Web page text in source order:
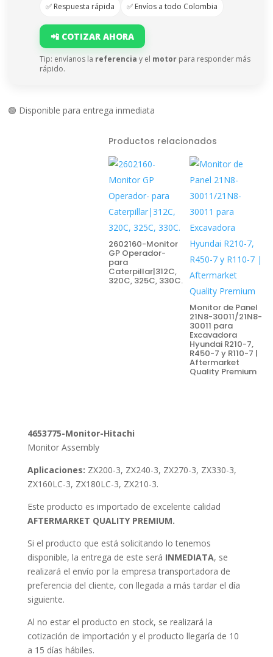
✅ Respuesta rápida ✅ Envíos a todo Colombia
📲 COTIZAR AHORA
Tip: envíanos la referencia y el motor para responder más
rápido.
🟢 Disponible para entrega inmediata
Productos relacionados
2602160-Monitor
GP Operador-
para
Caterpillar|312C,
320C, 325C, 330C.
Monitor de Panel
21N8-30011/21N8-
30011 para
Excavadora
Hyundai R210-7,
R450-7 y R110-7 |
Aftermarket
Quality Premium
4653775-Monitor-Hitachi
Monitor Assembly
Aplicaciones: ZX200-3, ZX240-3, ZX270-3, ZX330-3,
ZX160LC-3, ZX180LC-3, ZX210-3.
Este producto es importado de excelente calidad
AFTERMARKET QUALITY PREMIUM.
Si el producto que está solicitando lo tenemos
disponible, la entrega de este será INMEDIATA, se
realizará el envío por la empresa transportadora de
preferencia del cliente, con llegada a más tardar el día
siguiente.
Al no estar el producto en stock, se realizará la
cotización de importación y el producto llegaría de 10
a 15 días hábiles.